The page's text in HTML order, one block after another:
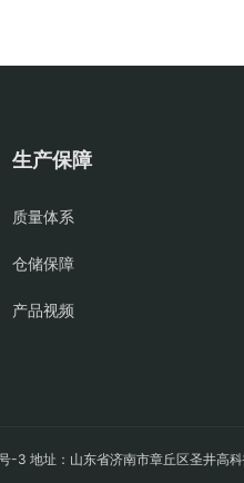
生产保障
质量体系
仓储保障
产品视频
-3 地址：山东省济南市章丘区圣井